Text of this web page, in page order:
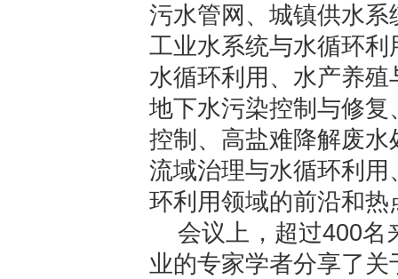
污水管网、城镇供水
工业水系统与水循环
水循环利用、水产养
地下水污染控制与修
控制、高盐难降解废
流域治理与水循环利
环利用领域的前沿和
会议上，超过400名
业的专家学者分享了